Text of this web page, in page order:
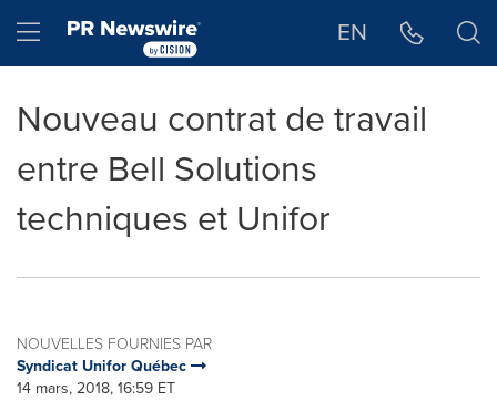
Hamburger menu EN
Nouveau contrat de travail
entre Bell Solutions
techniques et Unifor
NOUVELLES FOURNIES PAR
Syndicat Unifor Québec
14 mars, 2018, 16:59 ET